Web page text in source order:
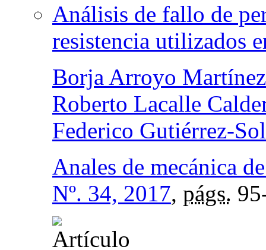
Análisis de fallo de
resistencia utilizados
Borja Arroyo Martínez
Roberto Lacalle
Federico Gutiérrez-
Anales de mecánica
Nº. 34, 2017, págs.